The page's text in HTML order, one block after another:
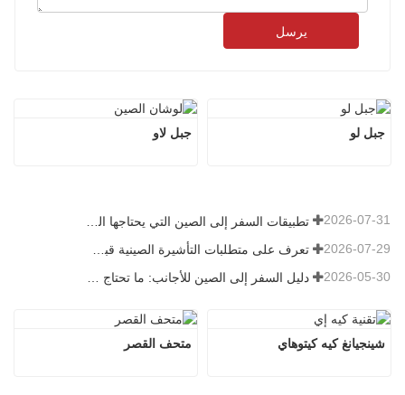
يرسل
جبل لاو جبل لو
2026-07-31
2026-07-29
دليل السفر إلى الصين للأجانب: ما تحتاج معرفته قبل الزيارة 2026-05-30
متحف القصر شينجيانغ كيه كيتوهاي